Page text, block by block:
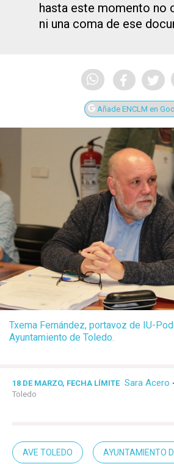
hasta este momento no
ni una coma de ese
Añade ENCLM en
Txema Fernández, portavoz de IU-
Ayuntamiento de Toledo.
18 DE MARZO, FECHA LÍMITE Sara Acero
Toledo
AVE TOLEDO AYUNTAMIENTO